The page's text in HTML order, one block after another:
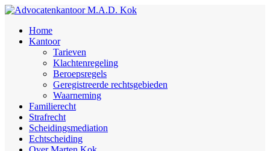
Home
Kantoor
Tarieven
Klachtenregeling
Beroepsregels
Geregistreerde rechtsgebieden
Waarneming
Familierecht
Strafrecht
Scheidingsmediation
Echtscheiding